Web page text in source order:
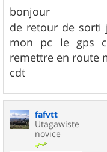
s
s
a
g
e
bonjour
de retour de sorti
mon pc le gps
remettre en route
cdt
fafvtt
Utagawiste
novice